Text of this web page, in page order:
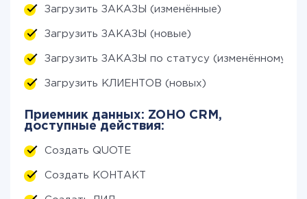
Загрузить ЗАКАЗЫ (изменённые)
Загрузить ЗАКАЗЫ (новые)
Загрузить ЗАКАЗЫ по статусу (изменённому)
Загрузить КЛИЕНТОВ (новых)
Приемник данных: ZOHO CRM,
доступные действия:
Создать QUOTE
Создать КОНТАКТ